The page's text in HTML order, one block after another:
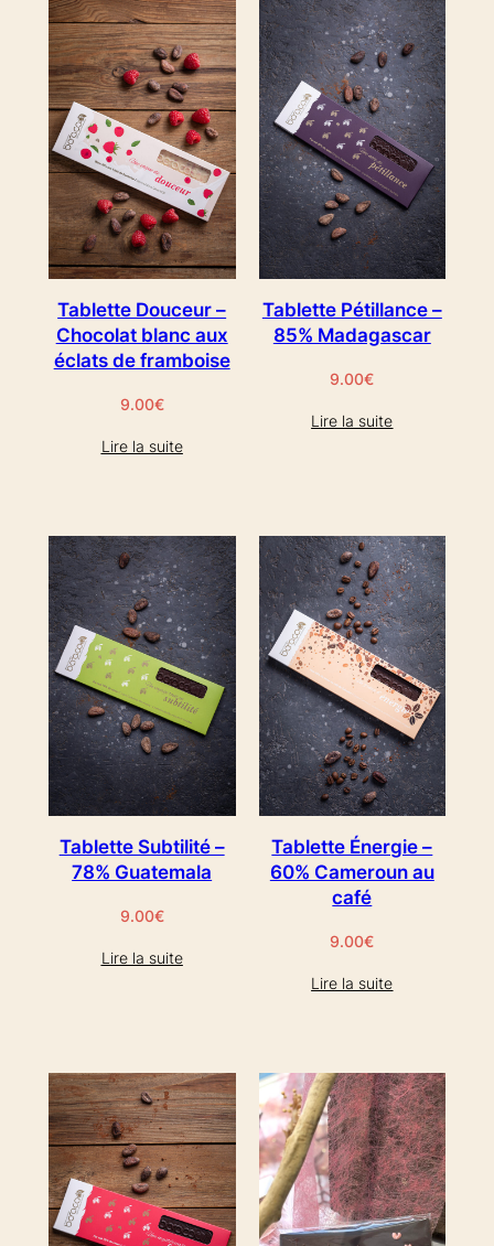
Tablette Douceur –
Chocolat blanc aux
éclats de framboise
9.00€
Lire la suite
Tablette Pétillance –
85% Madagascar
9.00€
Lire la suite
Tablette Subtilité –
78% Guatemala
9.00€
Lire la suite
Tablette Énergie –
60% Cameroun au
café
9.00€
Lire la suite